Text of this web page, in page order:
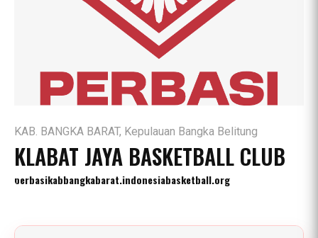
KAB. BANGKA BARAT, Kepulauan Bangka Belitung
KLABAT JAYA BASKETBALL CLUB
perbasikabbangkabarat.indonesiabasketball.org